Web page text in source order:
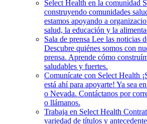
Select Health en la comunidad
construyendo comunidades
estamos apoyando a
salud, la educación y la
Sala de prensa Lee las noticias
Descubre quiénes somos con
prensa. Aprende cómo
saludables y fuertes.
Comunícate con Select Health
está ahí para apoyarte! Ya sea
o Nevada. Contáctanos por
o llámanos.
Trabaja en Select Health
variedad de títulos y